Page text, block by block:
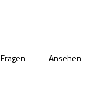
Fragen Ansehen